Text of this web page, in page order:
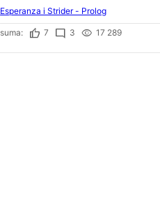
Esperanza i Strider - Prolog
suma: 7 3 17 289